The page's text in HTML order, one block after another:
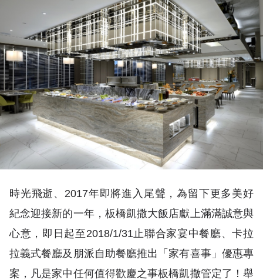
時光飛逝、2017年即將進入尾聲，為留下更多美好
紀念迎接新的一年，板橋凱撒大飯店獻上滿滿誠意與
心意，即日起至2018/1/31止聯合家宴中餐廳、卡拉
拉義式餐廳及朋派自助餐廳推出「家有喜事」優惠專
案，凡是家中任何值得歡慶之事板橋凱撒管定了！舉